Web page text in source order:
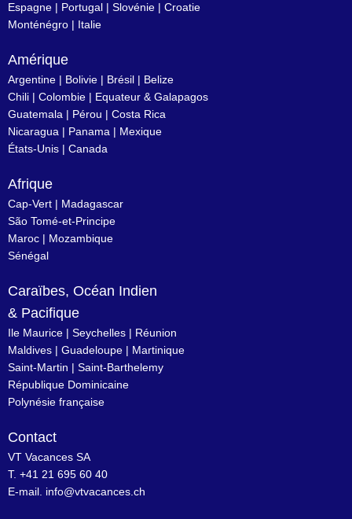
Espagne | Portugal | Slovénie | Croatie
Monténégro | Italie
Amérique
Argentine | Bolivie | Brésil | Belize
Chili | Colombie | Equateur & Galapagos
Guatemala | Pérou | Costa Rica
Nicaragua | Panama | Mexique
États-Unis | Canada
Afrique
Cap-Vert | Madagascar
São Tomé-et-Principe
Maroc | Mozambique
Sénégal
Caraïbes, Océan Indien
& Pacifique
Ile Maurice | Seychelles | Réunion
Maldives | Guadeloupe | Martinique
Saint-Martin | Saint-Barthelemy
République Dominicaine
Polynésie française
Contact
VT Vacances SA
T. +41 21 695 60 40
E-mail. info@vtvacances.ch